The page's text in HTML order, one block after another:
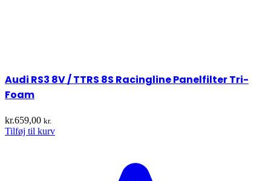
Audi RS3 8V / TTRS 8S Racingline Panelfilter Tri-
Foam
kr.659,00 kr.
Tilføj til kurv